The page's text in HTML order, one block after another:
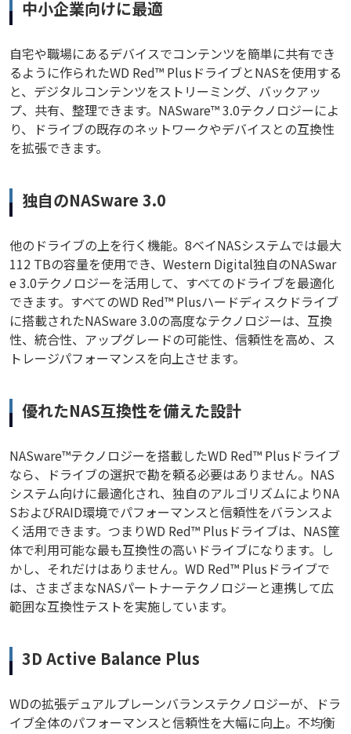
中小企業向けに最適
自宅や職場にあるデバイスでコンテンツを簡単に共有でき
るように作られたWD Red™ PlusドライブとNASを使用する
と、デジタルコンテンツをストリーミング、バックアッ
プ、共有、整理できます。NASware™ 3.0テクノロジーによ
り、ドライブの既存のネットワークやデバイスとの互換性
を拡張できます。
独自のNASware 3.0
他のドライブの上を行く機能。8ベイNASシステムでは最大
112 TBの容量を使用でき、Western Digital独自のNASwar
e 3.0テクノロジーを活用して、すべてのドライブを最適化
できます。すべてのWD Red™ Plusハードディスクドライブ
に搭載されたNASware 3.0の高度なテクノロジーは、互換
性、統合性、アップグレードの可能性、信頼性を高め、ス
トレージパフォーマンスを向上させます。
優れたNAS互換性を備えた設計
NASware™テクノロジーを搭載したWD Red™ Plusドライブ
なら、ドライブの選択で勘を頼る必要はありません。NAS
システム向けに最適化され、独自のアルゴリズムによりNA
SおよびRAID環境でパフォーマンスと信頼性をバランスよ
く活用できます。つまりWD Red™ Plusドライブは、NAS筐
体で利用可能な最も互換性の高いドライブになります。し
かし、それだけはありません。WD Red™ Plusドライブで
は、さまざまなNASパートナーテクノロジーと連携して広
範囲な互換性テストを実施しています。
3D Active Balance Plus
WDの拡張デュアルプレーンバランステクノロジーが、ドラ
イブ全体のパフォーマンスと信頼性を大幅に向上。不均衡